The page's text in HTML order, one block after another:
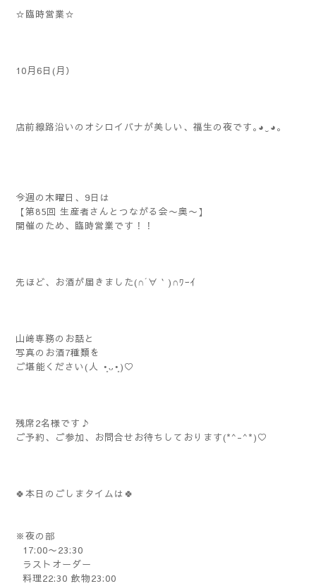
☆臨時営業☆
10月6日(月）
店前線路沿いのオシロイバナが美しい、福生の夜です｡◕‿◕｡
今週の木曜日、9日は
【第85回 生産者さんとつながる会〜奥〜】
開催のため、臨時営業です！！
先ほど、お酒が届きました(∩´∀｀)∩ﾜｰｲ
山﨑専務のお話と
写真のお酒7種類を
ご堪能ください(⁠人⁠ ⁠•͈⁠ᴗ⁠•͈⁠)♡
残席2名様です♪
ご予約、ご参加、お問合せお待ちしております(*^-^*)♡
🍀本日のごしまタイムは🍀
※夜の部
17:00〜23:30
ラストオーダー
料理22:30 飲物23:00